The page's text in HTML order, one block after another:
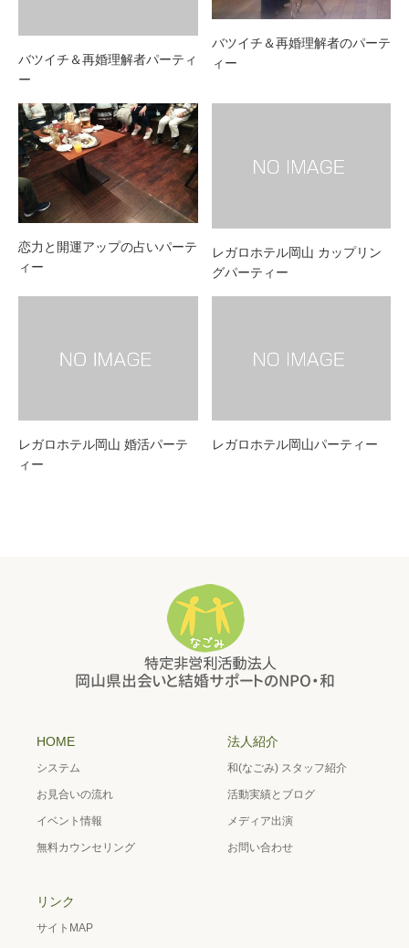
バツイチ＆再婚理解者パーティ
ー
バツイチ＆再婚理解者のパーテ
ィー
恋力と開運アップの占いパーテ
ィー
レガロホテル岡山 カップリン
グパーティー
レガロホテル岡山 婚活パーテ
ィー
レガロホテル岡山パーティー
HOME
システム
お見合いの流れ
イベント情報
無料カウンセリング
法人紹介
和(なごみ) スタッフ紹介
活動実績とブログ
メディア出演
お問い合わせ
リンク
サイトMAP